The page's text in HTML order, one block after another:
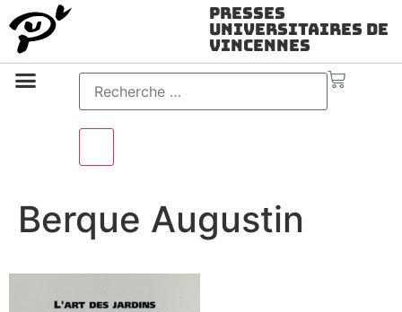
Presses
Universitaires de
Vincennes
Berque Augustin